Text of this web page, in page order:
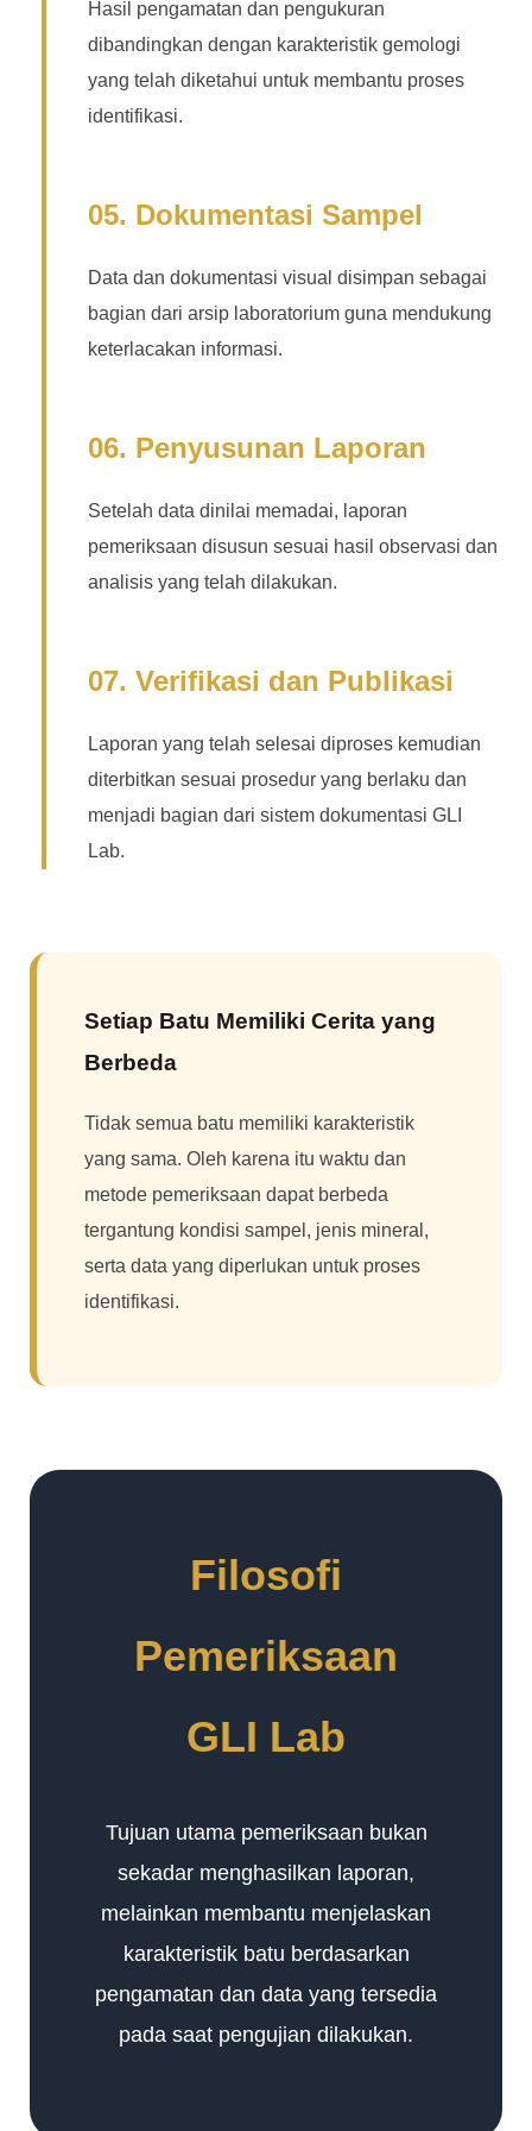
Hasil pengamatan dan pengukuran
dibandingkan dengan karakteristik gemologi
yang telah diketahui untuk membantu proses
identifikasi.
05. Dokumentasi Sampel
Data dan dokumentasi visual disimpan sebagai
bagian dari arsip laboratorium guna mendukung
keterlacakan informasi.
06. Penyusunan Laporan
Setelah data dinilai memadai, laporan
pemeriksaan disusun sesuai hasil observasi dan
analisis yang telah dilakukan.
07. Verifikasi dan Publikasi
Laporan yang telah selesai diproses kemudian
diterbitkan sesuai prosedur yang berlaku dan
menjadi bagian dari sistem dokumentasi GLI
Lab.
Setiap Batu Memiliki Cerita yang
Berbeda
Tidak semua batu memiliki karakteristik
yang sama. Oleh karena itu waktu dan
metode pemeriksaan dapat berbeda
tergantung kondisi sampel, jenis mineral,
serta data yang diperlukan untuk proses
identifikasi.
Filosofi
Pemeriksaan
GLI Lab
Tujuan utama pemeriksaan bukan
sekadar menghasilkan laporan,
melainkan membantu menjelaskan
karakteristik batu berdasarkan
pengamatan dan data yang tersedia
pada saat pengujian dilakukan.